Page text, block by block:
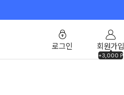
로그인 회원가입
+3,000 P